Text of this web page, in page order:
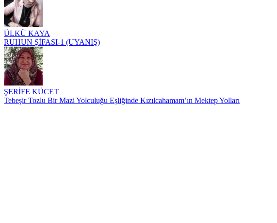
ÜLKÜ KAYA
RUHUN ŞİFASI-1 (UYANIŞ)
ŞERİFE KÜCET
Tebeşir Tozlu Bir Mazi Yolculuğu Eşliğinde Kızılcahamam’ın Mektep Yolları